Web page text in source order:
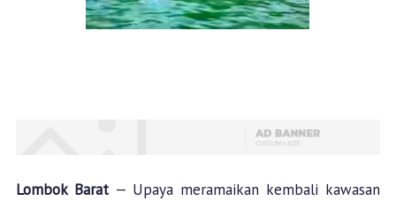
Lombok Barat— Upaya meramaikan kembali kawasan